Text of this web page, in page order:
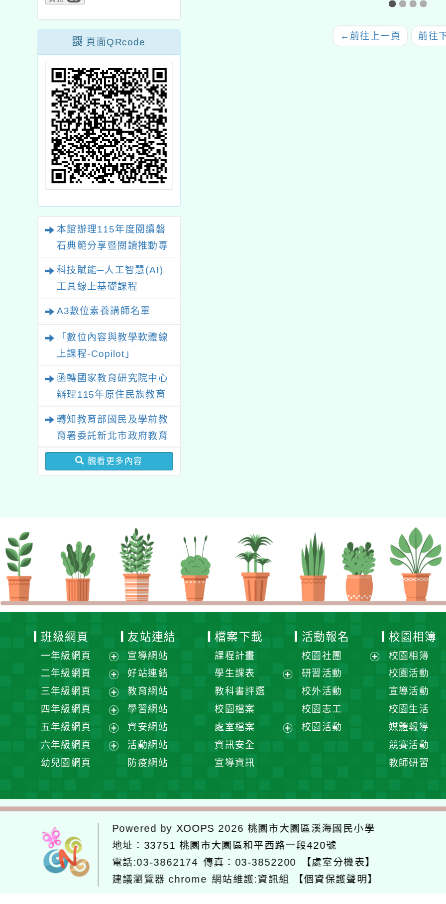
頁面QRcode
本館辦理115年度閱讀磐
石典範分享暨閱讀推動專
業研習
科技賦能─人工智慧(AI)
工具線上基礎課程
A3數位素養講師名單
「數位內容與教學軟體線
上課程-Copilot」
函轉國家教育研究院中心
辦理115年原住民族教育
轉知教育部國民及學前教
育署委託新北市政府教育
局辦理「115年度教師專
業成長研習實施計畫－夢
觀看更多內容
← 前往上一頁 前往
班級網頁
一年級網頁
展
開
選
單
二年級網頁
展
選
單
三年級網頁
展
選
單
四年級網頁
展
選
五年級網頁
展
開
六年級網頁
單
幼兒園網頁
友站連結
宣導網站
好站連結
教育網站
學習網站
資安網站
活動網站
防疫網站
檔案下載
課程計畫
學生課表
單
教科書評選
校園檔案
處室檔案
資訊安全
宣導資訊
活動報名
校園社團
研習活動
校外活動
校園志工
校園活動
校園相簿
校園相簿
校園活動
宣導活動
校園生活
媒體報導
競賽活動
教師研習
Powered by XOOPS 2026桃園市大園區溪海國民小學
地址： 33751 桃園市大園區和平西路一段420號
電話:03-3862174 傳真：03-3852200
【處室分機表】
建議瀏覽器 chrome 網站維護:資訊組 【個資保護聲明】